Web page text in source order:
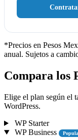
*Precios en Pesos
anual. Sujetos a
Compara los
Elige el plan según el
WordPress.
WP Starter
WP Business